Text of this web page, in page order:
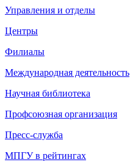
Управления и отделы
Центры
Филиалы
Международная деятельность
Научная библиотека
Профсоюзная организация
Пресс-служба
МПГУ в рейтингах